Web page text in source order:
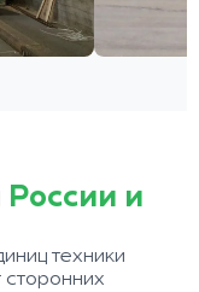
России и
техники
сторонних